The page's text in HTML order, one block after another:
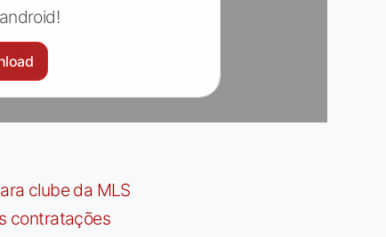
android!
clube da MLS
contratações